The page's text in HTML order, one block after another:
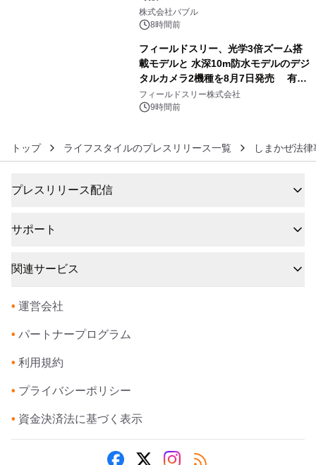
株式会社バブル
8時間前
フィールドスリー、光学3倍ズーム搭
載モデルと 水深10m防水モデルのデジ
タルカメラ2機種を8月7日発売 有効
約1300万画素、用途別に選べるコンデ
ジ新登場
フィールドスリー株式会社
9時間前
トップ ライフスタイルのプレスリリース一覧 しまかぜ法
プレスリリース配信
サポート
関連サービス
• 運営会社
• パートナープログラム
• 利用規約
• プライバシーポリシー
• 資金決済法に基づく表示